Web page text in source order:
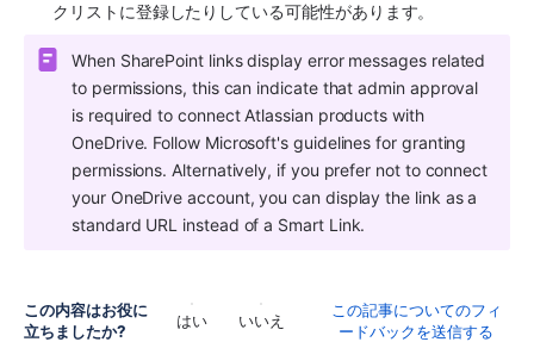
クリストに登録したりしている可能性があります。
When SharePoint links display error messages related
to permissions, this can indicate that admin approval
is required to connect Atlassian products with
OneDrive. Follow Microsoft's guidelines for granting
permissions. Alternatively, if you prefer not to connect
your OneDrive account, you can display the link as a
standard URL instead of a Smart Link.
この内容はお役に
立ちましたか?
はい いいえ
この記事についてのフィ
ードバックを送信する